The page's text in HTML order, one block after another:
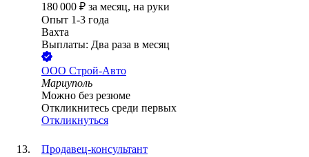
180 000 ₽ за месяц, на руки
Опыт 1-3 года
Вахта
Выплаты: Два раза в месяц
ООО Строй-Авто
Мариуполь
Можно без резюме
Откликнитесь среди первых
Откликнуться
Продавец-консультант